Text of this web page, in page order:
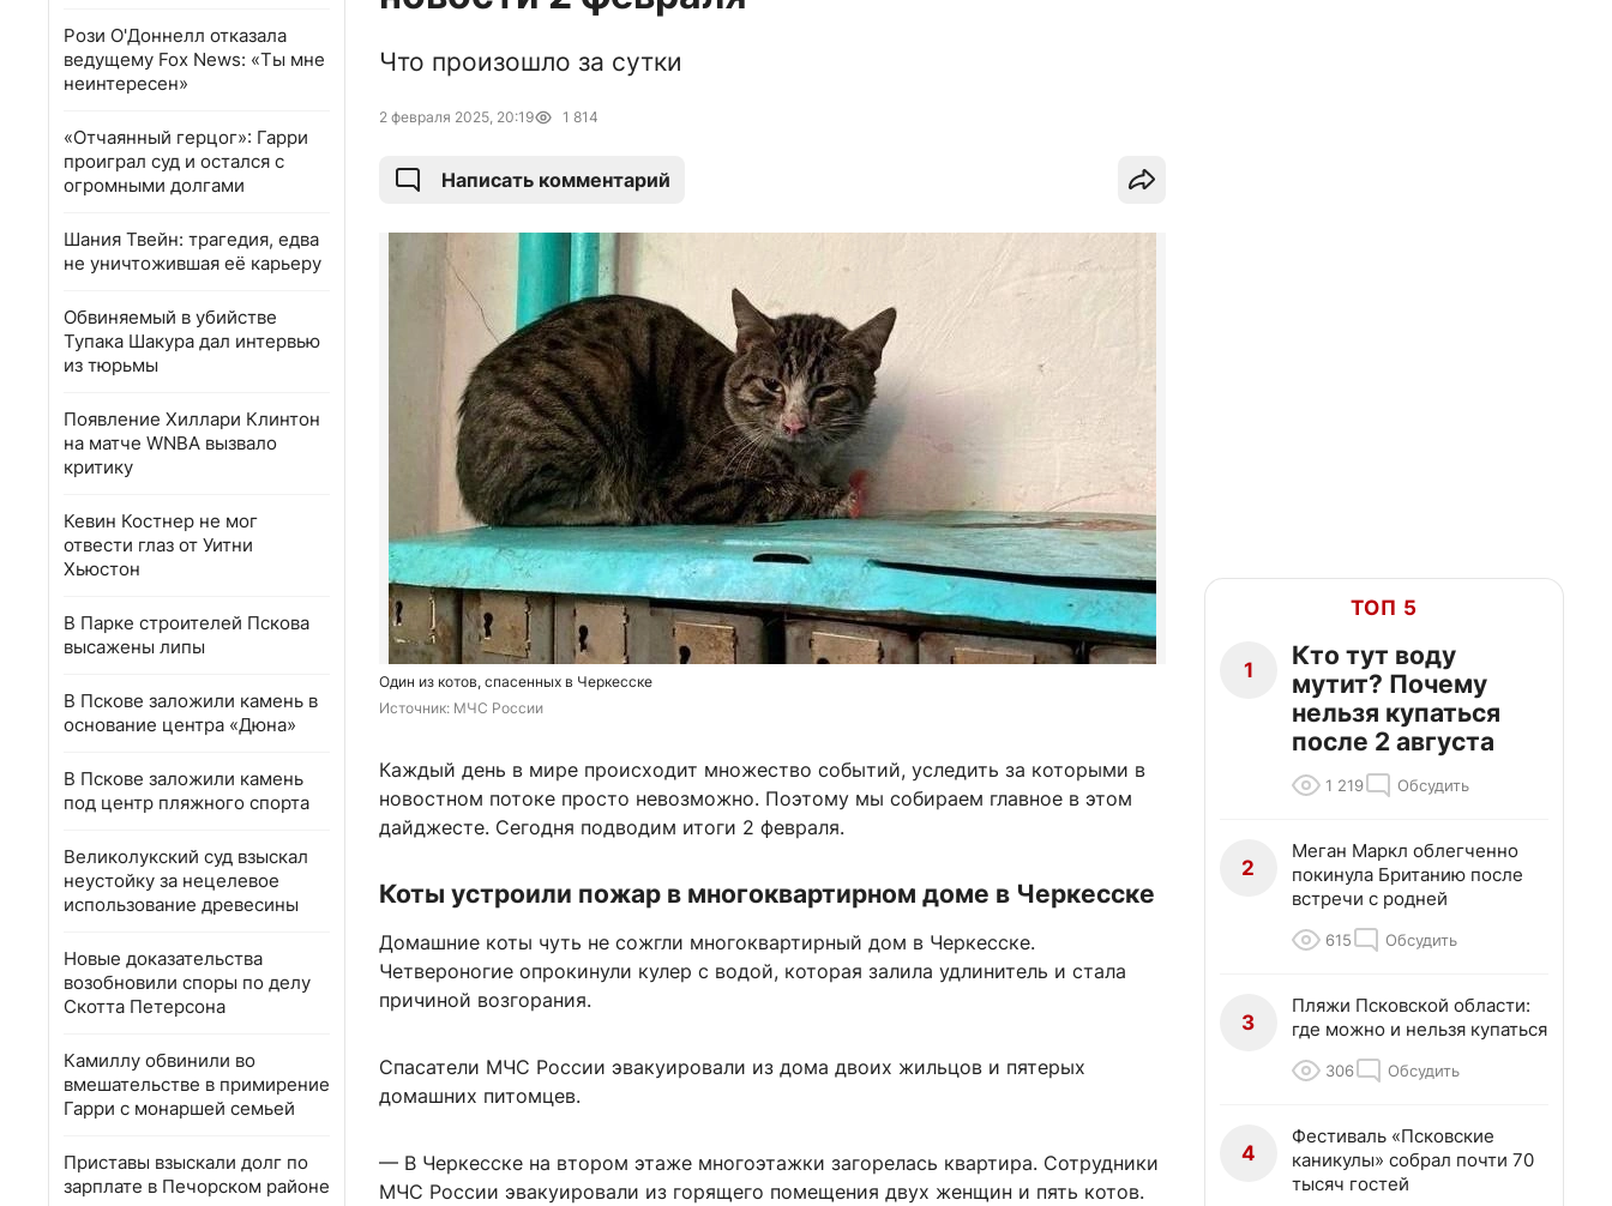
Рози О'Доннелл отказала
ведущему Fox News: «Ты мне
неинтересен»
«Отчаянный герцог»: Гарри
проиграл суд и остался с
огромными долгами
Шания Твейн: трагедия, едва
не уничтожившая её карьеру
Обвиняемый в убийстве
Тупака Шакура дал интервью
из тюрьмы
Появление Хиллари Клинтон
на матче WNBA вызвало
критику
Кевин Костнер не мог
отвести глаз от Уитни
Хьюстон
В Парке строителей Пскова
высажены липы
В Пскове заложили камень в
основание центра «Дюна»
В Пскове заложили камень
под центр пляжного спорта
Великолукский суд взыскал
неустойку за нецелевое
использование древесины
Новые доказательства
возобновили споры по делу
Скотта Петерсона
Камиллу обвинили во
вмешательстве в примирение
Гарри с монаршей семьей
Приставы взыскали долг по
зарплате в Печорском районе
Что произошло за сутки
2 февраля 2025, 20:19 1 814
Написать комментарий
Один из котов, спасенных в Черкесске
Источник: МЧС России
Каждый день в мире происходит множество событий, уследить за которыми в
новостном потоке просто невозможно. Поэтому мы собираем главное в этом
дайджесте. Сегодня подводим итоги 2 февраля.
Коты устроили пожар в многоквартирном доме в Черкесске
Домашние коты чуть не сожгли многоквартирный дом в Черкесске.
Четвероногие опрокинули кулер с водой, которая залила удлинитель и стала
причиной возгорания.
Спасатели МЧС России эвакуировали из дома двоих жильцов и пятерых
домашних питомцев.
— В Черкесске на втором этаже многоэтажки загорелась квартира. Сотрудники
МЧС России эвакуировали из горящего помещения двух женщин и пять котов.
ТОП 5
1
Кто тут воду
мутит? Почему
нельзя купаться
после 2 августа
1 219 Обсудить
2
Меган Маркл облегченно
покинула Британию после
встречи с родней
615 Обсудить
3
Пляжи Псковской области:
где можно и нельзя купаться
306 Обсудить
4
Фестиваль «Псковские
каникулы» собрал почти 70
тысяч гостей